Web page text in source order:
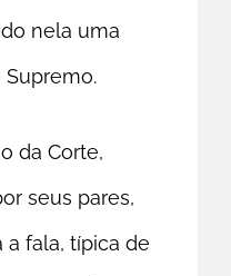
nela uma
Supremo.
da Corte,
seus pares,
a fala, típica de